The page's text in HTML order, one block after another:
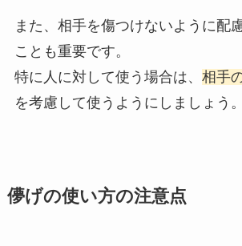
また、相手を傷つけないように配
ことも重要です。
特に人に対して使う場合は、 相手
を考慮して使うようにしましょう。
儚げの使い方の注意点